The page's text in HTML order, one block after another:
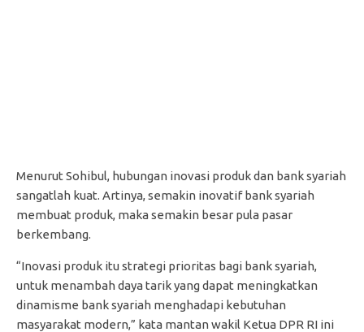
Menurut Sohibul, hubungan inovasi produk dan bank syariah
sangatlah kuat. Artinya, semakin inovatif bank syariah
membuat produk, maka semakin besar pula pasar
berkembang.
“Inovasi produk itu strategi prioritas bagi bank syariah,
untuk menambah daya tarik yang dapat meningkatkan
dinamisme bank syariah menghadapi kebutuhan
masyarakat modern,” kata mantan wakil Ketua DPR RI ini